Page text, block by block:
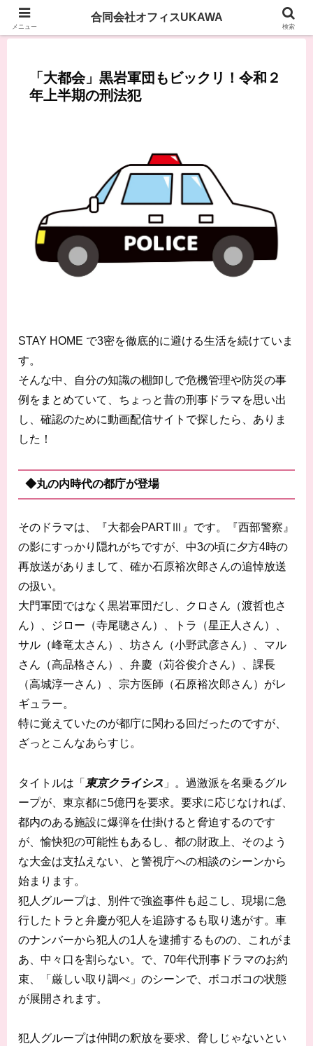
「大都会」黒岩軍団もビックリ！令和２
年上半期の刑法犯
STAY HOME で3密を徹底的に避ける生活を続けていま
す。
そんな中、自分の知識の棚卸しで危機管理や防災の事
例をまとめていて、ちょっと昔の刑事ドラマを思い出
し、確認のために動画配信サイトで探したら、ありま
した！
◆丸の内時代の都庁が登場
そのドラマは、『大都会PARTⅢ』です。『西部警察』
の影にすっかり隠れがちですが、中3の頃に夕方4時の
再放送がありまして、確か石原裕次郎さんの追悼放送
の扱い。
大門軍団ではなく黒岩軍団だし、クロさん（渡哲也さ
ん）、ジロー（寺尾聰さん）、トラ（星正人さん）、
サル（峰竜太さん）、坊さん（小野武彦さん）、マル
さん（高品格さん）、弁慶（苅谷俊介さん）、課長
（高城淳一さん）、宗方医師（石原裕次郎さん）がレ
ギュラー。
特に覚えていたのが都庁に関わる回だったのですが、
ざっとこんなあらすじ。
タイトルは「 東京クライシス 」。過激派を名乗るグル
ープが、東京都に5億円を要求。要求に応じなければ、
都内のある施設に爆弾を仕掛けると脅迫するのです
が、愉快犯の可能性もあるし、都の財政上、そのよう
な大金は支払えない、と警視庁への相談のシーンから
始まります。
犯人グループは、別件で強盗事件も起こし、現場に急
行したトラと弁慶が犯人を追跡するも取り逃がす。車
のナンバーから犯人の1人を逮捕するものの、これがま
あ、中々口を割らない。で、70年代刑事ドラマのお約
束、「厳しい取り調べ」のシーンで、ボコボコの状態
が展開されます。
犯人グループは仲間の釈放を要求、脅しじゃないとい
メニュー
合同会社オフィスUKAWA
検索